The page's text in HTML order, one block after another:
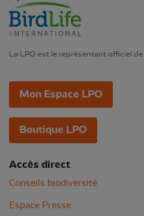
La LPO est le représentant officiel
Mon Espace LPO
Boutique LPO
Accès direct
Conseils biodiversité
Espace Presse